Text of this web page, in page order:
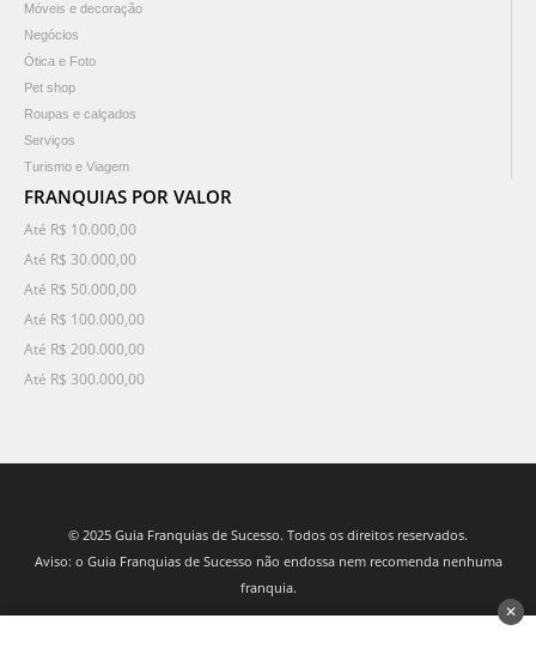
Móveis e decoração
Negócios
Ótica e Foto
Pet shop
Roupas e calçados
Serviços
Turismo e Viagem
FRANQUIAS POR VALOR
Até R$ 10.000,00
Até R$ 30.000,00
Até R$ 50.000,00
Até R$ 100.000,00
Até R$ 200.000,00
Até R$ 300.000,00
© 2025 Guia Franquias de Sucesso. Todos os direitos reservados.
Aviso: o Guia Franquias de Sucesso não endossa nem recomenda nenhuma
franquia.
✕